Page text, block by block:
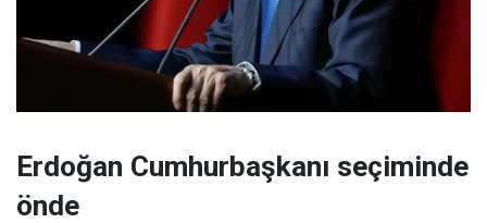
Erdoğan Cumhurbaşkanı seçiminde
önde